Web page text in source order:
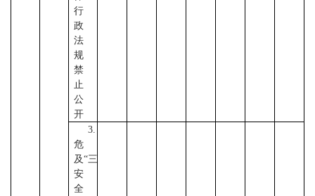
行
政
法
规
禁
止
公
开
3.
危
及“三
安
全